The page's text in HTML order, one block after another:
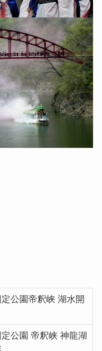
定公園帝釈峡 湖水開
定公園 帝釈峡 神龍湖